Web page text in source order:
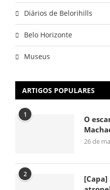
Diários de Belorihills
Belo Horizonte
Museus
ARTIGOS POPULARES
1
O
26 de
2